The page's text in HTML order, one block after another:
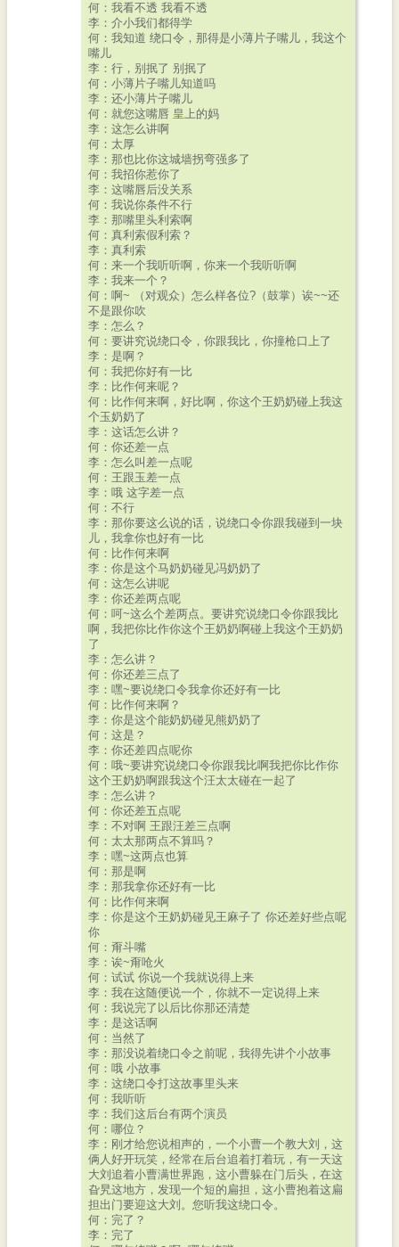
何：我看不透 我看不透
李：介小我们都得学
何：我知道 绕口令，那得是小薄片子嘴儿，我这个
嘴儿
李：行，别抿了 别抿了
何：小薄片子嘴儿知道吗
李：还小薄片子嘴儿
何：就您这嘴唇 皇上的妈
李：这怎么讲啊
何：太厚
李：那也比你这城墙拐弯强多了
何：我招你惹你了
李：这嘴唇后没关系
何：我说你条件不行
李：那嘴里头利索啊
何：真利索假利索？
李：真利索
何：来一个我听听啊，你来一个我听听啊
李：我来一个？
何：啊~ （对观众）怎么样各位?（鼓掌）诶~~还
不是跟你吹
李：怎么？
何：要讲究说绕口令，你跟我比，你撞枪口上了
李：是啊？
何：我把你好有一比
李：比作何来呢？
何：比作何来啊，好比啊，你这个王奶奶碰上我这
个玉奶奶了
李：这话怎么讲？
何：你还差一点
李：怎么叫差一点呢
何：王跟玉差一点
李：哦 这字差一点
何：不行
李：那你要这么说的话，说绕口令你跟我碰到一块
儿，我拿你也好有一比
何：比作何来啊
李：你是这个马奶奶碰见冯奶奶了
何：这怎么讲呢
李：你还差两点呢
何：呵~这么个差两点。要讲究说绕口令你跟我比
啊，我把你比作你这个王奶奶啊碰上我这个王奶奶
了
李：怎么讲？
何：你还差三点了
李：嘿~要说绕口令我拿你还好有一比
何：比作何来啊？
李：你是这个能奶奶碰见熊奶奶了
何：这是？
李：你还差四点呢你
何：哦~要讲究说绕口令你跟我比啊我把你比作你
这个王奶奶啊跟我这个汪太太碰在一起了
李：怎么讲？
何：你还差五点呢
李：不对啊 王跟汪差三点啊
何：太太那两点不算吗？
李：嘿~这两点也算
何：那是啊
李：那我拿你还好有一比
何：比作何来啊
李：你是这个王奶奶碰见王麻子了 你还差好些点呢
你
何：甭斗嘴
李：诶~甭呛火
何：试试 你说一个我就说得上来
李：我在这随便说一个，你就不一定说得上来
何：我说完了以后比你那还清楚
李：是这话啊
何：当然了
李：那没说着绕口令之前呢，我得先讲个小故事
何：哦 小故事
李：这绕口令打这故事里头来
何：我听听
李：我们这后台有两个演员
何：哪位？
李：刚才给您说相声的，一个小曹一个教大刘，这
俩人好开玩笑，经常在后台追着打着玩，有一天这
大刘追着小曹满世界跑，这小曹躲在门后头，在这
旮旯这地方，发现一个短的扁担，这小曹抱着这扁
担出门要迎这大刘。您听我这绕口令。
何：完了？
李：完了